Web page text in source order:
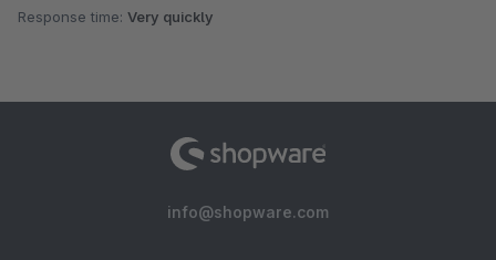
Response time: Very quickly
info@shopware.com